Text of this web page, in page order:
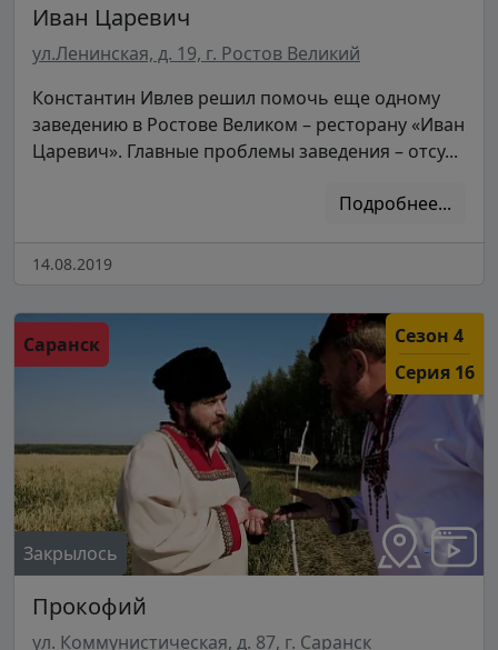
Иван Царевич
ул.Ленинская, д. 19, г. Ростов Великий
Константин Ивлев решил помочь еще одному
заведению в Ростове Великом – ресторану «Иван
Царевич». Главные проблемы заведения – отсу...
Подробнее...
14.08.2019
Саранск
Сезон 4
Серия 16
Закрылось
Прокофий
ул. Коммунистическая, д. 87, г. Саранск